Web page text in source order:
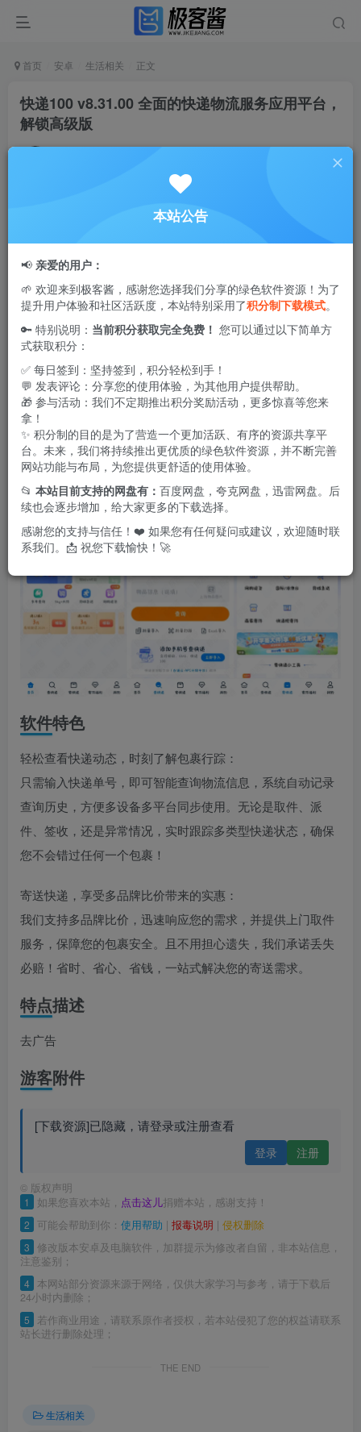
首页 安卓 生活相关 正文
快递100 v8.31.00 全面的快递物流服务应用平台，
解锁高级版
私信
是一款全面的快递物流服务应用平台，为广大用户
提供了一体化的邮寄解决方案。无论你是个人消费者、商家
老板、还是大公司和物流服务提供者，这个平台能满足你的
多方面需求，帮助你轻松应对多样化的邮寄场景。
使用快递100的服务，你能享受到国内外超过1000家快递公
邦，以及京东等国际及国内主要快递公司实现了直接接入，
确保信息的准确与时效性。提供的服务项目繁多，涵盖了快
递100优选寄件、官方寄件、即时的同城急送、大宗货物的
托运、国际寄件、定制化包装的快递框寄件，以及满足特定
软件特色
轻松查看快递动态，时刻了解包裹行踪：
只需输入快递单号，即可智能查询物流信息，系统自动记录
查询历史，方便多设备多平台同步使用。无论是取件、派
件、签收，还是异常情况，实时跟踪多类型快递状态，确保
您不会错过任何一个包裹！
寄送快递，享受多品牌比价带来的实惠：
我们支持多品牌比价，迅速响应您的需求，并提供上门取件
服务，保障您的包裹安全。且不用担心遗失，我们承诺丢失
必赔！省时、省心、省钱，一站式解决您的寄送需求。
特点描述
去广告
游客附件
[下载资源]已隐藏，请登录或注册查看
登录 注册
© 版权声明
1 如果您喜欢本站， 点击这儿捐赠本站，感谢支持！
2 可能会帮助到你： 使用帮助 | 报毒说明 | 侵权删除
3 修改版本安卓及电脑软件，加群提示为修改者自留，非本站信息，
注意鉴别；
4 本网站部分资源来源于网络，仅供大家学习与参考，请于下载后
24小时内删除；
5
若作商业用途，请联系原作者授权，若本站侵犯了您的权益请联系
站长进行删除处理；
THE END
生活相关
本站公告
📢 亲爱的用户：
🌱 欢迎来到极客酱，感谢您选择我们分享的绿色软件资源！为了
提升用户体验和社区活跃度，本站特别采用了积分制下载模式。
🔑 特别说明： 当前积分获取完全免费！ 您可以通过以下简单方
式获取积分：
✅ 每日签到：坚持签到，积分轻松到手！
💬 发表评论：分享您的使用体验，为其他用户提供帮助。
🎁 参与活动：我们不定期推出积分奖励活动，更多惊喜等您来
拿！
✨ 积分制的目的是为了营造一个更加活跃、有序的资源共享平
台。未来，我们将持续推出更优质的绿色软件资源，并不断完善
网站功能与布局，为您提供更舒适的使用体验。
📂 本站目前支持的网盘有： 百度网盘，夸克网盘，迅雷网盘。后
续也会逐步增加，给大家更多的下载选择。
感谢您的支持与信任！❤️ 如果您有任何疑问或建议，欢迎随时联
系我们。📩 祝您下载愉快！🚀